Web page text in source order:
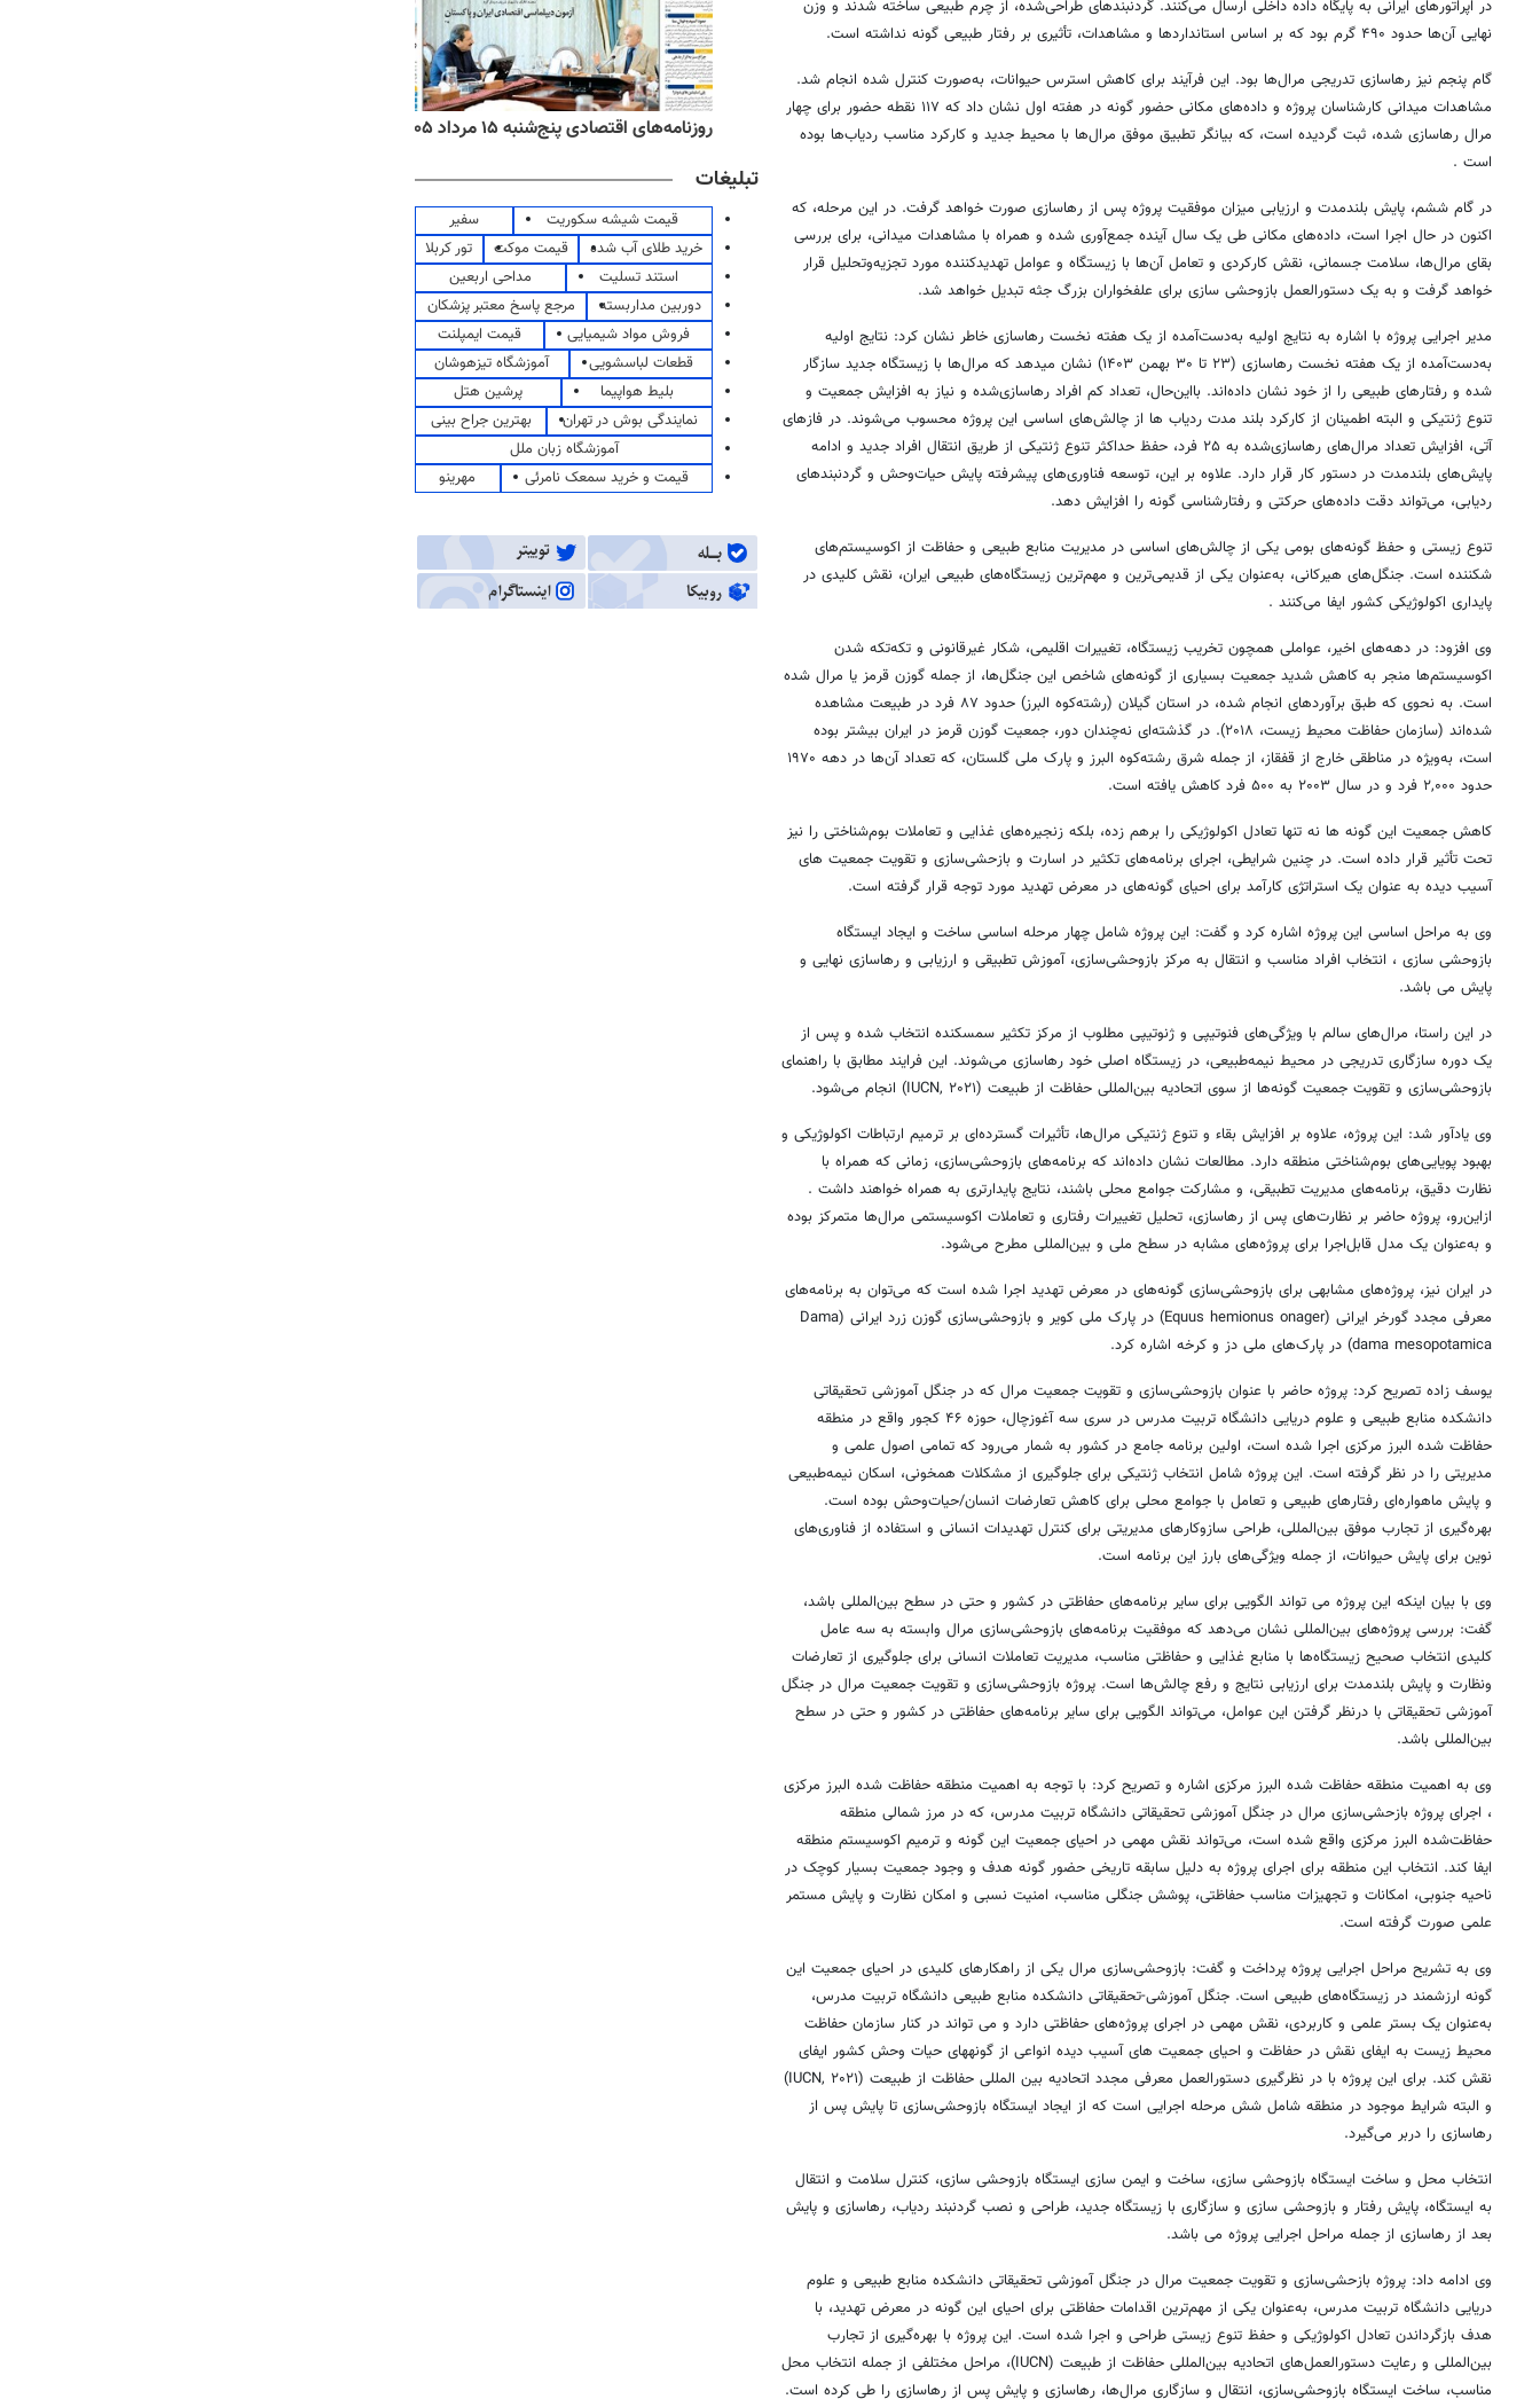
در اپراتورهای ایرانی به پایگاه داده داخلی ارسال می‌کنند. گردنبندهای طراحی‌شده، از چرم طبیعی ساخته شدند و وزن
نهایی آن‌ها حدود ۴۹۰ گرم بود که بر اساس استانداردها و مشاهدات، تأثیری بر رفتار طبیعی گونه نداشته است.
گام پنجم نیز رهاسازی تدریجی مرال‌ها بود. این فرآیند برای کاهش استرس حیوانات، به‌صورت کنترل شده انجام شد.
مشاهدات میدانی کارشناسان پروژه و داده‌های مکانی حضور گونه در هفته اول نشان داد که ۱۱۷ نقطه حضور برای چهار
مرال رهاسازی شده، ثبت گردیده است، که بیانگر تطبیق موفق مرال‌ها با محیط جدید و کارکرد مناسب ردیاب‌ها بوده
است .
در گام ششم، پایش بلندمدت و ارزیابی میزان موفقیت پروژه پس از رهاسازی صورت خواهد گرفت. در این مرحله، که
اکنون در حال اجرا است، داده‌های مکانی طی یک سال آینده جمع‌آوری شده و همراه با مشاهدات میدانی، برای بررسی
بقای مرال‌ها، سلامت جسمانی، نقش کارکردی و تعامل آن‌ها با زیستگاه و عوامل تهدیدکننده مورد تجزیه‌وتحلیل قرار
خواهد گرفت و به یک دستورالعمل بازوحشی سازی برای علفخواران بزرگ جثه تبدیل خواهد شد.
مدیر اجرایی پروژه با اشاره به نتایج اولیه به‌دست‌آمده از یک هفته نخست رهاسازی خاطر نشان کرد: نتایج اولیه
به‌دست‌آمده از یک هفته نخست رهاسازی (۲۳ تا ۳۰ بهمن ۱۴۰۳) نشان میدهد که مرال‌ها با زیستگاه جدید سازگار
شده و رفتارهای طبیعی را از خود نشان داده‌اند. بااین‌حال، تعداد کم افراد رهاسازی‌شده و نیاز به افزایش جمعیت و
تنوع ژنتیکی و البته اطمینان از کارکرد بلند مدت ردیاب ها از چالش‌های اساسی این پروژه محسوب می‌شوند. در فازهای
آتی، افزایش تعداد مرال‌های رهاسازی‌شده به ۲۵ فرد، حفظ حداکثر تنوع ژنتیکی از طریق انتقال افراد جدید و ادامه
پایش‌های بلندمدت در دستور کار قرار دارد. علاوه بر این، توسعه فناوری‌های پیشرفته پایش حیات‌وحش و گردنبندهای
ردیابی، می‌تواند دقت داده‌های حرکتی و رفتارشناسی گونه را افزایش دهد.
تنوع زیستی و حفظ گونه‌های بومی یکی از چالش‌های اساسی در مدیریت منابع طبیعی و حفاظت از اکوسیستم‌های
شکننده است. جنگل‌های هیرکانی، به‌عنوان یکی از قدیمی‌ترین و مهم‌ترین زیستگاه‌های طبیعی ایران، نقش کلیدی در
پایداری اکولوژیکی کشور ایفا می‌کنند .
وی افزود: در دهه‌های اخیر، عواملی همچون تخریب زیستگاه، تغییرات اقلیمی، شکار غیرقانونی و تکه‌تکه شدن
اکوسیستم‌ها منجر به کاهش شدید جمعیت بسیاری از گونه‌های شاخص این جنگل‌ها، از جمله گوزن قرمز یا مرال شده
است. به نحوی که طبق برآوردهای انجام شده، در استان گیلان (رشته‌کوه البرز) حدود ۸۷ فرد در طبیعت مشاهده
شده‌اند (سازمان حفاظت محیط زیست، ۲۰۱۸). در گذشته‌ای نه‌چندان دور، جمعیت گوزن قرمز در ایران بیشتر بوده
است، به‌ویژه در مناطقی خارج از قفقاز، از جمله شرق رشته‌کوه البرز و پارک ملی گلستان، که تعداد آن‌ها در دهه ۱۹۷۰
حدود ۲,۰۰۰ فرد و در سال ۲۰۰۳ به ۵۰۰ فرد کاهش یافته است.
کاهش جمعیت این گونه ها نه تنها تعادل اکولوژیکی را برهم زده، بلکه زنجیره‌های غذایی و تعاملات بوم‌شناختی را نیز
تحت تأثیر قرار داده است. در چنین شرایطی، اجرای برنامه‌های تکثیر در اسارت و بازحشی‌سازی و تقویت جمعیت های
آسیب دیده به ‌عنوان یک استراتژی کارآمد برای احیای گونه‌های در معرض تهدید مورد توجه قرار گرفته است.
وی به مراحل اساسی این پروژه اشاره کرد و گفت: این پروژه شامل چهار مرحله اساسی ساخت و ایجاد ایستگاه
بازوحشی سازی ، انتخاب افراد مناسب و انتقال به مرکز بازوحشی‌سازی، آموزش تطبیقی و ارزیابی و رهاسازی نهایی و
پایش می باشد.
در این راستا، مرال‌های سالم با ویژگی‌های فنوتیپی و ژنوتیپی مطلوب از مرکز تکثیر سمسکنده انتخاب شده و پس از
یک دوره سازگاری تدریجی در محیط نیمه‌طبیعی، در زیستگاه اصلی خود رهاسازی می‌شوند. این فرایند مطابق با راهنمای
بازوحشی‌سازی و تقویت جمعیت گونه‌ها از سوی اتحادیه بین‌المللی حفاظت از طبیعت (IUCN, ۲۰۲۱) انجام می‌شود.
وی یادآور شد: این پروژه، علاوه بر افزایش بقاء و تنوع ژنتیکی مرال‌ها، تأثیرات گسترده‌ای بر ترمیم ارتباطات اکولوژیکی و
بهبود پویایی‌های بوم‌شناختی منطقه دارد. مطالعات نشان داده‌اند که برنامه‌های بازوحشی‌سازی، زمانی که همراه با
نظارت دقیق، برنامه‌های مدیریت تطبیقی، و مشارکت جوامع محلی باشند، نتایج پایدارتری به همراه خواهند داشت .
ازاین‌رو، پروژه حاضر بر نظارت‌های پس از رهاسازی، تحلیل تغییرات رفتاری و تعاملات اکوسیستمی مرال‌ها متمرکز بوده
و به‌عنوان یک مدل قابل‌اجرا برای پروژه‌های مشابه در سطح ملی و بین‌المللی مطرح می‌شود.
در ایران نیز، پروژه‌های مشابهی برای بازوحشی‌سازی گونه‌های در معرض تهدید اجرا شده است که می‌توان به برنامه‌های
معرفی مجدد گورخر ایرانی (Equus hemionus onager) در پارک ملی کویر و بازوحشی‌سازی گوزن زرد ایرانی (Dama
dama mesopotamica) در پارک‌های ملی دز و کرخه اشاره کرد.
یوسف زاده تصریح کرد: پروژه حاضر با عنوان بازوحشی‌سازی و تقویت جمعیت مرال که در جنگل‌ آموزشی تحقیقاتی
دانشکده منابع طبیعی و علوم دریایی دانشگاه تربیت مدرس در سری سه آغوزچال، حوزه ۴۶ کجور واقع در منطقه
حفاظت شده البرز مرکزی اجرا شده است، اولین برنامه جامع در کشور به شمار می‌رود که تمامی اصول علمی و
مدیریتی را در نظر گرفته است. این پروژه شامل انتخاب ژنتیکی برای جلوگیری از مشکلات همخونی، اسکان نیمه‌طبیعی
و پایش ماهواره‌ای رفتارهای طبیعی و تعامل با جوامع محلی برای کاهش تعارضات انسان/حیات‌وحش بوده است.
بهره‌گیری از تجارب موفق بین‌المللی، طراحی سازوکارهای مدیریتی برای کنترل تهدیدات انسانی و استفاده از فناوری‌های
نوین برای پایش حیوانات، از جمله ویژگی‌های بارز این برنامه است.
وی با بیان اینکه این پروژه می تواند الگویی برای سایر برنامه‌های حفاظتی در کشور و حتی در سطح بین‌المللی باشد،
گفت: بررسی پروژه‌های بین‌المللی نشان می‌دهد که موفقیت برنامه‌های بازوحشی‌سازی مرال وابسته به سه عامل
کلیدی انتخاب صحیح زیستگاه‌ها با منابع غذایی و حفاظتی مناسب، مدیریت تعاملات انسانی برای جلوگیری از تعارضات
ونظارت و پایش بلندمدت برای ارزیابی نتایج و رفع چالش‌ها است. پروژه بازوحشی‌سازی و تقویت جمعیت مرال در جنگل
آموزشی تحقیقاتی با درنظر گرفتن این عوامل، می‌تواند الگویی برای سایر برنامه‌های حفاظتی در کشور و حتی در سطح
بین‌المللی باشد.
وی به اهمیت منطقه حفاظت شده البرز مرکزی اشاره و تصریح کرد: با توجه به اهمیت منطقه حفاظت شده البرز مرکزی
، اجرای پروژه بازحشی‌سازی مرال در جنگل آموزشی تحقیقاتی دانشگاه تربیت مدرس، که در مرز شمالی منطقه
حفاظت‌شده البرز مرکزی واقع شده است، می‌تواند نقش مهمی در احیای جمعیت این گونه و ترمیم اکوسیستم منطقه
ایفا کند. انتخاب این منطقه برای اجرای پروژه به دلیل سابقه تاریخی حضور گونه هدف و وجود جمعیت بسیار کوچک در
ناحیه جنوبی، امکانات و تجهیزات مناسب حفاظتی، پوشش جنگلی مناسب، امنیت نسبی و امکان نظارت و پایش مستمر
علمی صورت گرفته است.
وی به تشریح مراحل اجرایی پروژه پرداخت و گفت: بازوحشی‌سازی مرال یکی از راهکارهای کلیدی در احیای جمعیت این
گونه ارزشمند در زیستگاه‌های طبیعی است. جنگل آموزشی-تحقیقاتی دانشکده منابع طبیعی دانشگاه تربیت مدرس،
به‌عنوان یک بستر علمی و کاربردی، نقش مهمی در اجرای پروژه‌های حفاظتی دارد و می تواند در کنار سازمان حفاظت
محیط زیست به ایفای نقش در حفاظت و احیای جمعیت های آسیب دیده انواعی از گونههای حیات وحش کشور ایفای
نقش کند. برای این پروژه با در نظرگیری دستورالعمل معرفی مجدد اتحادیه بین المللی حفاظت از طبیعت (IUCN, ۲۰۲۱)
و البته شرایط موجود در منطقه شامل شش مرحله اجرایی است که از ایجاد ایستگاه بازوحشی‌سازی تا پایش پس از
رهاسازی را دربر می‌گیرد.
انتخاب محل و ساخت ایستگاه بازوحشی سازی، ساخت و ایمن سازی ایستگاه بازوحشی سازی، کنترل سلامت و انتقال
به ایستگاه، پایش رفتار و بازوحشی سازی و سازگاری با زیستگاه جدید، طراحی و نصب گردنبند ردیاب، رهاسازی و پایش
بعد از رهاسازی از جمله مراحل اجرایی پروژه می باشد.
وی ادامه داد: پروژه بازحشی‌سازی و تقویت جمعیت مرال در جنگل‌ آموزشی تحقیقاتی دانشکده منابع طبیعی و علوم
دریایی دانشگاه تربیت مدرس، به‌عنوان یکی از مهم‌ترین اقدامات حفاظتی برای احیای این گونه در معرض تهدید، با
هدف بازگرداندن تعادل اکولوژیکی و حفظ تنوع زیستی طراحی و اجرا شده است. این پروژه با بهره‌گیری از تجارب
بین‌المللی و رعایت دستورالعمل‌های اتحادیه بین‌المللی حفاظت از طبیعت (IUCN)، مراحل مختلفی از جمله انتخاب محل
مناسب، ساخت ایستگاه بازوحشی‌سازی، انتقال و سازگاری مرال‌ها، رهاسازی و پایش پس از رهاسازی را طی کرده است.
روزنامه‌های اقتصادی چهارشنبه ۱۴ مرداد ۱۴۰۵ روزنامه‌های ورزشی پنج‌شنبه ۱۵ مرداد ۱۴۰۵ روزنامه‌های اقتصادی پنج‌شنبه ۱۵ مرداد ۱۴۰۵
تبلیغات
قیمت شیشه سکوریت
سفیر
خرید طلای آب شده
قیمت موکت
تور کربلا
استند تسلیت
مداحی اربعین
دوربین مداربسته
مرجع پاسخ معتبر پزشکان
فروش مواد شیمیایی
قیمت ایمپلنت
قطعات لباسشویی
آموزشگاه تیزهوشان
بلیط هواپیما
پرشین هتل
نمایندگی بوش در تهران
بهترین جراح بینی
آموزشگاه زبان ملل
قیمت و خرید سمعک نامرئی
مهرینو